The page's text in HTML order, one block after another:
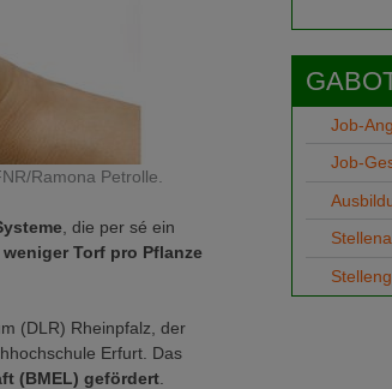
Ramona Petrolle.
, die per sé ein
weniger Torf pro Pflanze
(DLR) Rheinpfalz, der
Erfurt. Das
(BMEL) gefördert
Job-
Job-